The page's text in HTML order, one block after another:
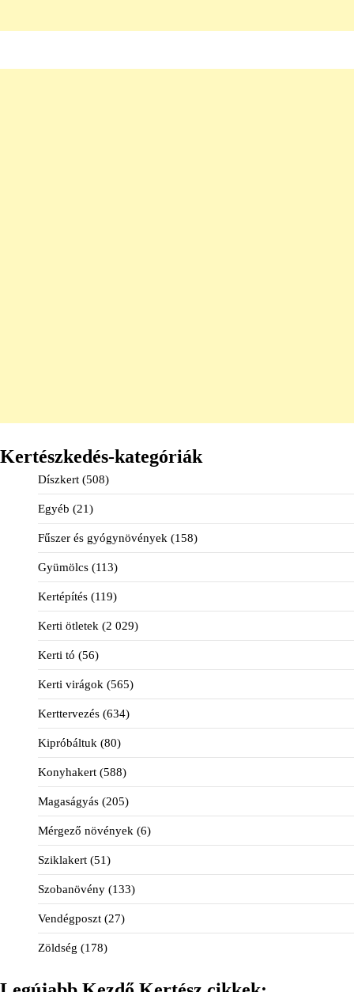
Kertészkedés-kategóriák
Díszkert (508)
Egyéb (21)
Fűszer és gyógynövények (158)
Gyümölcs (113)
Kertépítés (119)
Kerti ötletek (2 029)
Kerti tó (56)
Kerti virágok (565)
Kerttervezés (634)
Kipróbáltuk (80)
Konyhakert (588)
Magaságyás (205)
Mérgező növények (6)
Sziklakert (51)
Szobanövény (133)
Vendégposzt (27)
Zöldség (178)